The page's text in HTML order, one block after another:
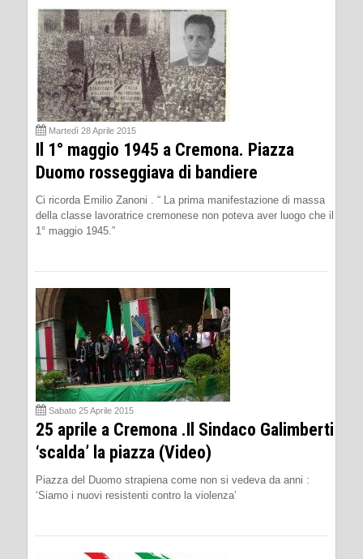
Martedì 28 Aprile 2015
Il 1° maggio 1945 a Cremona. Piazza
Duomo rosseggiava di bandiere
Ci ricorda Emilio Zanoni . “ La prima manifestazione di massa
della classe lavoratrice cremonese non poteva aver luogo che il
1° maggio 1945.”
Sabato 25 Aprile 2015
25 aprile a Cremona .Il Sindaco Galimberti
‘scalda’ la piazza (Video)
Piazza del Duomo strapiena come non si vedeva da anni :
‘Siamo i nuovi resistenti contro la violenza’